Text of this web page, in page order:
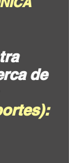
de